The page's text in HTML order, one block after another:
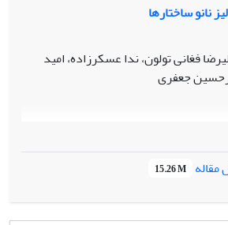
نانو ساختار‌ها
فغانی تولون، ندا عسکرزاده، امید
جعفری
مقاله 15.26 M